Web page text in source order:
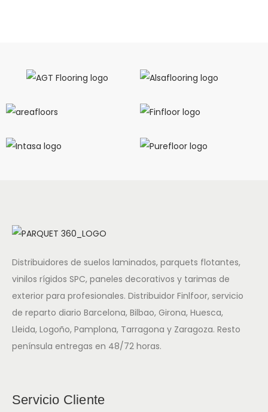
Distribuidores de suelos laminados, parquets flotantes,
vinilos rígidos SPC, paneles decorativos y tarimas de
exterior para profesionales. Distribuidor Finlfoor, servicio
de reparto diario Barcelona, Bilbao, Girona, Huesca,
Lleida, Logoño, Pamplona, Tarragona y Zaragoza. Resto
península entregas en 48/72 horas.
Servicio Cliente